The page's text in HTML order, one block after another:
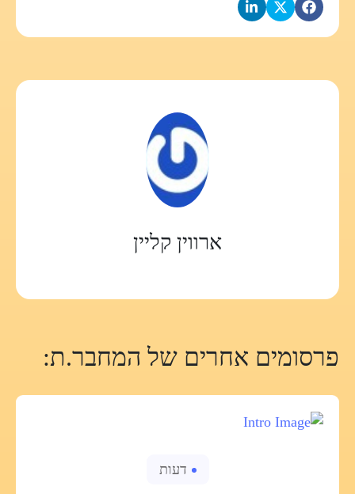
ארווין קליין
פרסומים אחרים של המחבר.ת:
דעות